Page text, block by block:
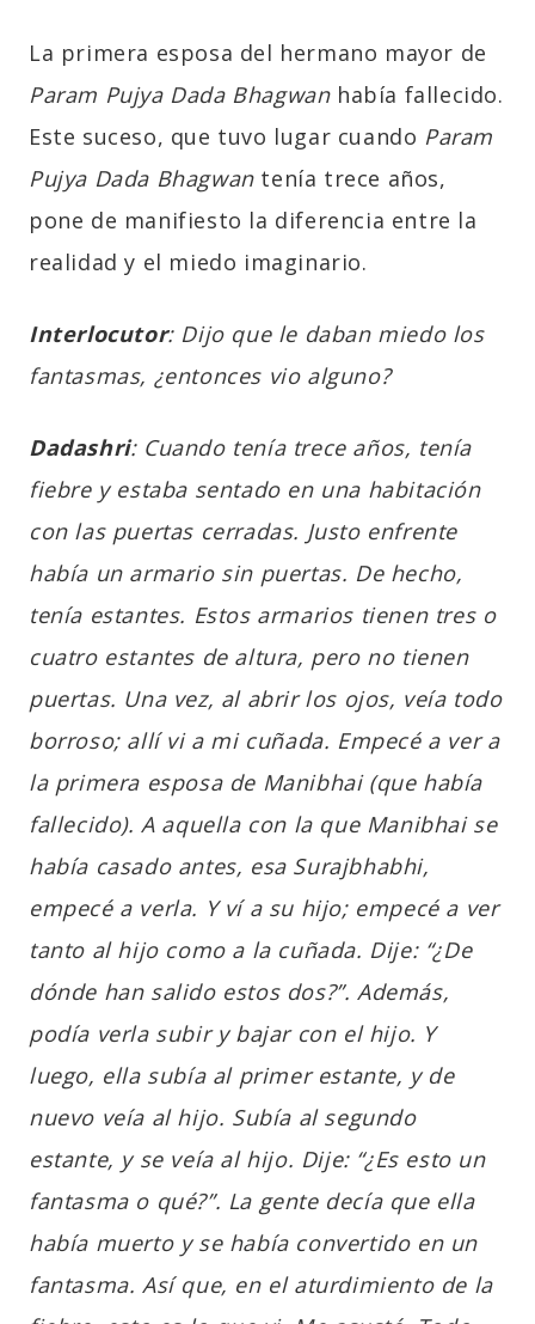
La primera esposa del hermano mayor de
Param Pujya Dada Bhagwanhabía fallecido.
Este suceso, que tuvo lugar cuando Param
Pujya Dada Bhagwantenía trece años,
pone de manifiesto la diferencia entre la
realidad y el miedo imaginario.
Interlocutor: Dijo que le daban miedo los
fantasmas, ¿entonces vio alguno?
Dadashri: Cuando tenía trece años, tenía
fiebre y estaba sentado en una habitación
con las puertas cerradas. Justo enfrente
había un armario sin puertas. De hecho,
tenía estantes. Estos armarios tienen tres o
cuatro estantes de altura, pero no tienen
puertas. Una vez, al abrir los ojos, veía todo
borroso; allí vi a mi cuñada. Empecé a ver a
la primera esposa de Manibhai (que había
fallecido). A aquella con la que Manibhai se
había casado antes, esa Surajbhabhi,
empecé a verla. Y ví a su hijo; empecé a ver
tanto al hijo como a la cuñada. Dije: “¿De
dónde han salido estos dos?”. Además,
podía verla subir y bajar con el hijo. Y
luego, ella subía al primer estante, y de
nuevo veía al hijo. Subía al segundo
estante, y se veía al hijo. Dije: “¿Es esto un
fantasma o qué?”. La gente decía que ella
había muerto y se había convertido en un
fantasma. Así que, en el aturdimiento de la